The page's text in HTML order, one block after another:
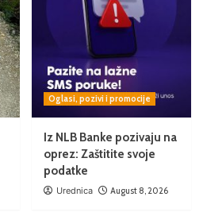
Oglasi, pozivi i promocije
Iz NLB Banke pozivaju na
oprez: Zaštitite svoje
podatke
Urednica August 8, 2026